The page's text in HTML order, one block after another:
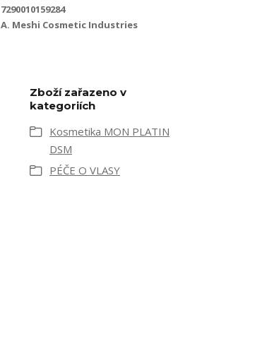
7290010159284
A. Meshi Cosmetic Industries
Zboží zařazeno v
kategoriích
Kosmetika MON PLATIN
DSM
PÉČE O VLASY